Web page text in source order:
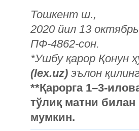
Тошкент ш.,
2020 йил 13 октябрь
ПФ-4862-сон.
*Ушбу қарор Қонун
(lex.uz) эълон
**Қарорга 1–3-
тўлиқ матни
мумкин.